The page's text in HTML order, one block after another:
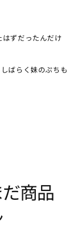
ずだったんだけ
ばらく妹のぷちも
商品